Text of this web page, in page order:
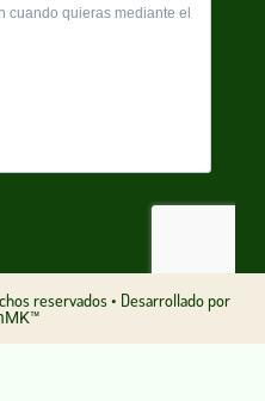
reservados • Desarrollado por